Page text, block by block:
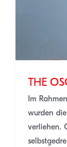
THE
Im
wurden
verliehen.